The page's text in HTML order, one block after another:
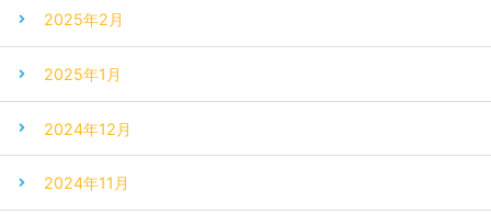
2025年2月
2025年1月
2024年12月
2024年11月